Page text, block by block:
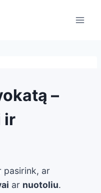
–
ir
pasirink, ar
ar nuotoliu.